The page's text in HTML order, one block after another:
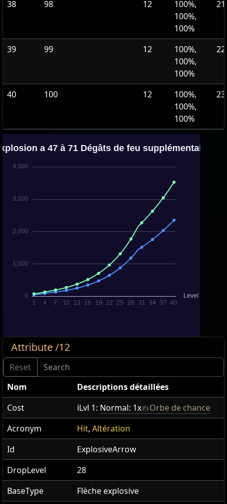
38 98 12
100%,
100%,
100%
39 99 12
100%,
100%,
100%
40 100 12
100%,
100%,
100%
Attribute /12
Nom
Descriptions détaillées
Cost
iLvl 1: Normal: 1x
Orbe de chance
Acronym
Hit, Altération
Id
ExplosiveArrow
DropLevel
28
BaseType
Flèche explosive